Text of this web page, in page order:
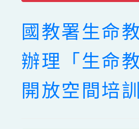
國教署生命
辦理「生命
開放空間培